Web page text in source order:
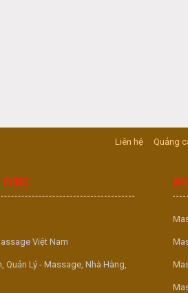
Liên hệ Quảng
Việt Nam
Quản Lý - Massage, Nhà Hàng,